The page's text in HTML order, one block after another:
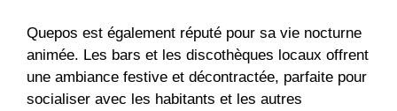
Quepos est également réputé pour sa vie nocturne
animée. Les bars et les discothèques locaux offrent
une ambiance festive et décontractée, parfaite pour
socialiser avec les habitants et les autres